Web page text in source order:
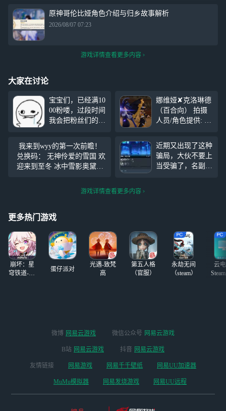
原神哥伦比娅角色介绍与归乡故事解析
2026/08/07 07:23
游戏详情查看更多内容
大家在讨论
宝宝们，已经满10
00粉喽，过段时间
我会把粉丝们的游
抽人送月卡哦，现
在已经送完一个粉
丝了。还有就是，
去超自然给我当洗
娜维娅✘克洛琳德
（百合向） 拍摄
人员/角色提供: @
谢】_饰 克洛琳德
@苏楠邬（‌소‌남‌
우）_饰 娜维娅 拍
摄地点:欧庇克莱
我来到wyy的第一次前瞻！
兑换码： 无神伶爱的雪国 欢
迎来到至冬 冰中雪影奥黛塔
近期又出现了这种
骗局，大伙不要上
当受骗了，名副其
游戏详情查看更多内容
更多热门游戏
崩坏：星
穹铁道-4.4
蛋仔派对
光遇-致梵
高
第五人格
（官服）
永劫无间
（steam）
云
微博 网易云游戏 微信公众号 网易云游戏
B站 网易云游戏 抖音 网易云游戏
友情链接 网易游戏 网易千千壁纸 网易UU加速器
MuMu模拟器 网易发烧游戏 网易UU远程